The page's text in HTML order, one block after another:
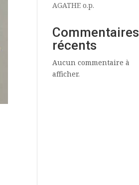
AGATHE o.p.
Commentaires
récents
Aucun commentaire à
afficher.